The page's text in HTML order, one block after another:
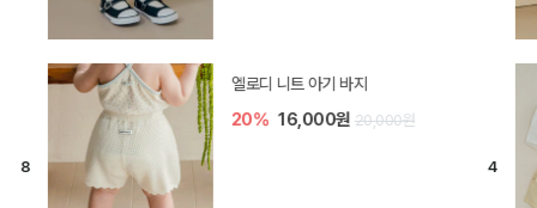
[SIZE ~6Y] 블룸 플리츠 쓰리피스
셋업